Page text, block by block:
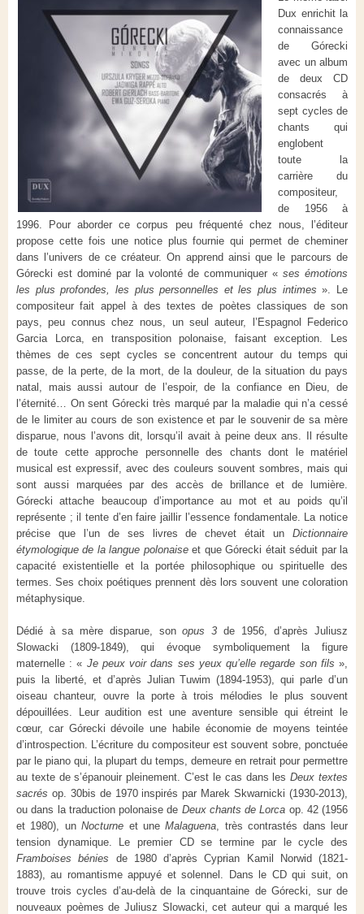
Dux enrichit la
connaissance
de Górecki
avec un album
de deux CD
consacrés à
sept cycles de
chants qui
englobent
toute la
carrière du
compositeur,
de 1956 à
1996. Pour aborder ce corpus peu fréquenté chez nous, l’éditeur
propose cette fois une notice plus fournie qui permet de cheminer
dans l’univers de ce créateur. On apprend ainsi que le parcours de
Górecki est dominé par la volonté de communiquer « ses émotions
les plus profondes, les plus personnelles et les plus intimes ». Le
compositeur fait appel à des textes de poètes classiques de son
pays, peu connus chez nous, un seul auteur, l’Espagnol Federico
Garcia Lorca, en transposition polonaise, faisant exception. Les
thèmes de ces sept cycles se concentrent autour du temps qui
passe, de la perte, de la mort, de la douleur, de la situation du pays
natal, mais aussi autour de l’espoir, de la confiance en Dieu, de
l’éternité… On sent Górecki très marqué par la maladie qui n’a cessé
de le limiter au cours de son existence et par le souvenir de sa mère
disparue, nous l’avons dit, lorsqu’il avait à peine deux ans. Il résulte
de toute cette approche personnelle des chants dont le matériel
musical est expressif, avec des couleurs souvent sombres, mais qui
sont aussi marquées par des accès de brillance et de lumière.
Górecki attache beaucoup d’importance au mot et au poids qu’il
représente ; il tente d’en faire jaillir l’essence fondamentale. La notice
précise que l’un de ses livres de chevet était un Dictionnaire
étymologique de la langue polonaiseet que Górecki était séduit par la
capacité existentielle et la portée philosophique ou spirituelle des
termes. Ses choix poétiques prennent dès lors souvent une coloration
métaphysique.
Dédié à sa mère disparue, sonopus 3 de 1956, d’après Juliusz
Slowacki (1809-1849), qui évoque symboliquement la figure
maternelle : « Je peux voir dans ses yeux qu’elle regarde son fils »,
puis la liberté, et d’après Julian Tuwim (1894-1953), qui parle d’un
oiseau chanteur, ouvre la porte à trois mélodies le plus souvent
dépouillées. Leur audition est une aventure sensible qui étreint le
cœur, car Górecki dévoile une habile économie de moyens teintée
d’introspection. L’écriture du compositeur est souvent sobre, ponctuée
par le piano qui, la plupart du temps, demeure en retrait pour permettre
au texte de s’épanouir pleinement. C’est le cas dans lesDeux textes
sacrés op. 30bis de 1970 inspirés par Marek Skwarnicki (1930-2013),
ou dans la traduction polonaise de Deux chants de Lorca op. 42 (1956
et 1980), unNocturne et uneMalaguena , très contrastés dans leur
tension dynamique. Le premier CD se termine par le cycle des
Framboises bénies de 1980 d’après Cyprian Kamil Norwid (1821-
1883), au romantisme appuyé et solennel. Dans le CD qui suit, on
trouve trois cycles d’au-delà de la cinquantaine de Górecki, sur de
nouveaux poèmes de Juliusz Slowacki, cet auteur qui a marqué les